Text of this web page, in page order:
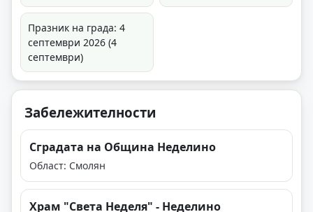
Празник на града: 4
септември 2026 (4
септември)
Забележителности
Сградата на Община Неделино
Област: Смолян
Храм "Света Неделя" - Неделино